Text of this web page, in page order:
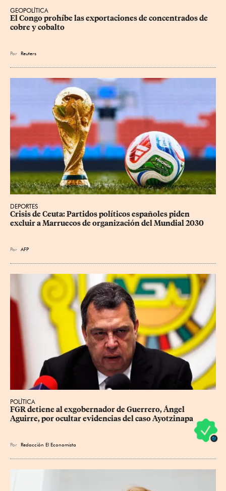
GEOPOLÍTICA
El Congo prohíbe las exportaciones de concentrados de
cobre y cobalto
Por Reuters
DEPORTES
Crisis de Ceuta: Partidos políticos españoles piden
excluir a Marruecos de organización del Mundial 2030
Por AFP
POLÍTICA
FGR detiene al exgobernador de Guerrero, Ángel
Aguirre, por ocultar evidencias del caso Ayotzinapa
Por Redacción El Economista